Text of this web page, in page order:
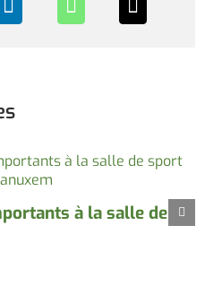
à la salle de